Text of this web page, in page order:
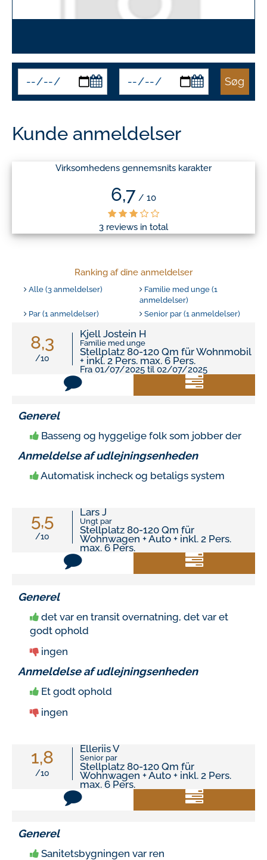
Søg
Kunde anmeldelser
Virksomhedens gennemsnits karakter
6,7 / 10
3 reviews in total
Ranking af dine anmeldelser
Alle (3 anmeldelser)
Familie med unge (1
anmeldelser)
Par (1 anmeldelser)
Senior par (1 anmeldelser)
8,3
/10
Kjell Jostein H
Familie med unge
Stellplatz 80-120 Qm für Wohnmobil
+ inkl. 2 Pers. max. 6 Pers.
Fra 01/07/2025 til 02/07/2025
Generel
Basseng og hyggelige folk som jobber der
Anmeldelse af udlejningsenheden
Automatisk incheck og betaligs system
5,5
/10
Lars J
Ungt par
Stellplatz 80-120 Qm für
Wohnwagen + Auto + inkl. 2 Pers.
max. 6 Pers.
Fra 13/07/2024 til 14/07/2024
Generel
det var en transit overnatning, det var et
godt ophold
ingen
Anmeldelse af udlejningsenheden
Et godt ophold
ingen
1,8
/10
Elleriis V
Senior par
Stellplatz 80-120 Qm für
Wohnwagen + Auto + inkl. 2 Pers.
max. 6 Pers.
Fra 18/06/2024 til 20/06/2024
Generel
Sanitetsbygningen var ren